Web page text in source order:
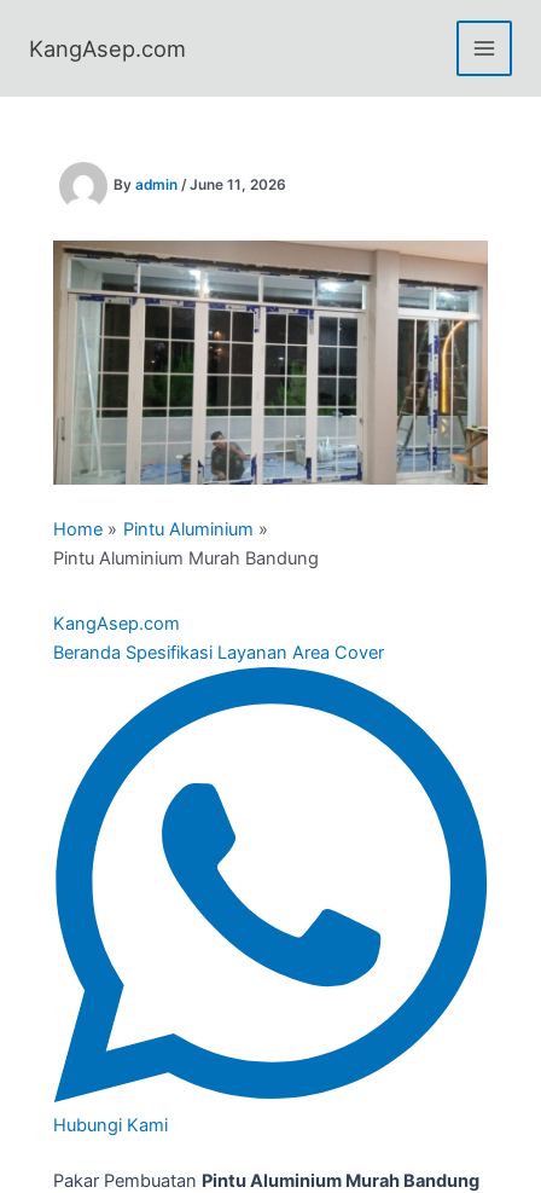
KangAsep.com
By admin /June 11, 2026
Home
Pintu Aluminium
Pintu Aluminium Murah Bandung
KangAsep.com
Beranda Spesifikasi Layanan Area Cover
Hubungi Kami
Pakar Pembuatan Pintu Aluminium Murah Bandung